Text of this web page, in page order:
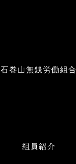
石巻山無銭労働組合
組員紹介